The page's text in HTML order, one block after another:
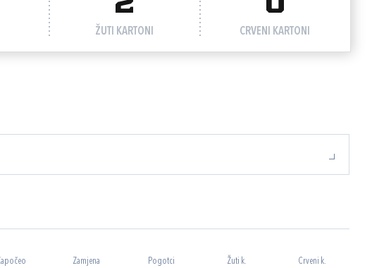
ŽUTI KARTONI CRVENI KARTONI
Zamjena Pogotci Žuti k. Crveni k.